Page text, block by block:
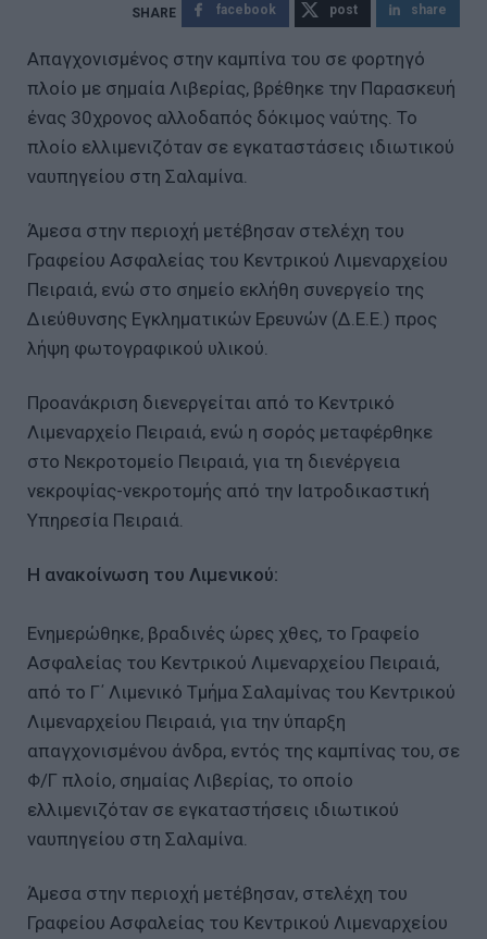
facebook post share
Απαγχονισμένος στην καμπίνα του σε φορτηγό
πλοίο με σημαία Λιβερίας, βρέθηκε την Παρασκευή
ένας 30χρονος αλλοδαπός δόκιμος ναύτης. Το
πλοίο ελλιμενιζόταν σε εγκαταστάσεις ιδιωτικού
ναυπηγείου στη Σαλαμίνα.
Άμεσα στην περιοχή μετέβησαν στελέχη του
Γραφείου Ασφαλείας του Κεντρικού Λιμεναρχείου
Πειραιά, ενώ στο σημείο εκλήθη συνεργείο της
Διεύθυνσης Εγκληματικών Ερευνών (Δ.Ε.Ε.) προς
λήψη φωτογραφικού υλικού.
Προανάκριση διενεργείται από το Κεντρικό
Λιμεναρχείο Πειραιά, ενώ η σορός μεταφέρθηκε
στο Νεκροτομείο Πειραιά, για τη διενέργεια
νεκροψίας-νεκροτομής από την Ιατροδικαστική
Υπηρεσία Πειραιά.
Η ανακοίνωση του Λιμενικού:
Ενημερώθηκε, βραδινές ώρες χθες, το Γραφείο
Ασφαλείας του Κεντρικού Λιμεναρχείου Πειραιά,
από το Γ΄ Λιμενικό Τμήμα Σαλαμίνας του Κεντρικού
Λιμεναρχείου Πειραιά, για την ύπαρξη
απαγχονισμένου άνδρα, εντός της καμπίνας του, σε
Φ/Γ πλοίο, σημαίας Λιβερίας, το οποίο
ελλιμενιζόταν σε εγκαταστήσεις ιδιωτικού
ναυπηγείου στη Σαλαμίνα.
Άμεσα στην περιοχή μετέβησαν, στελέχη του
Γραφείου Ασφαλείας του Κεντρικού Λιμεναρχείου